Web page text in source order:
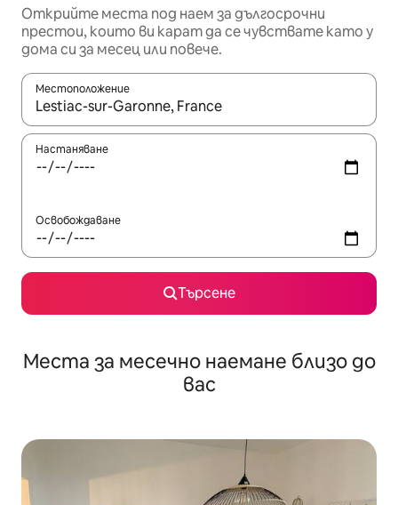
Открийте места под наем за дългосрочни
престои, които ви карат да се чувствате като у
дома си за месец или повече.
Местоположение
Когато резултатите се покажат, използвайте
Настаняване
Освобождаване
Търсене
Места за месечно наемане близо до
вас